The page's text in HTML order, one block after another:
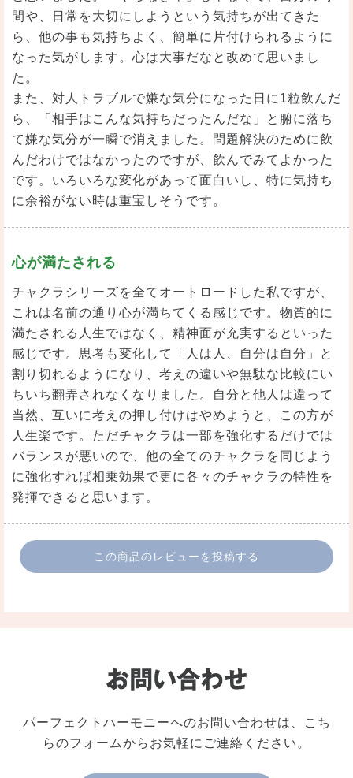
間や、日常を大切にしようという気持ちが出てきた
ら、他の事も気持ちよく、簡単に片付けられるように
なった気がします。心は大事だなと改めて思いまし
た。
また、対人トラブルで嫌な気分になった日に1粒飲んだ
ら、「相手はこんな気持ちだったんだな」と腑に落ち
て嫌な気分が一瞬で消えました。問題解決のために飲
んだわけではなかったのですが、飲んでみてよかった
です。いろいろな変化があって面白いし、特に気持ち
に余裕がない時は重宝しそうです。
心が満たされる
チャクラシリーズを全てオートロードした私ですが、
これは名前の通り心が満ちてくる感じです。物質的に
満たされる人生ではなく、精神面が充実するといった
感じです。思考も変化して「人は人、自分は自分」と
割り切れるようになり、考えの違いや無駄な比較にい
ちいち翻弄されなくなりました。自分と他人は違って
当然、互いに考えの押し付けはやめようと、この方が
人生楽です。ただチャクラは一部を強化するだけでは
バランスが悪いので、他の全てのチャクラを同じよう
に強化すれば相乗効果で更に各々のチャクラの特性を
発揮できると思います。
この商品のレビューを投稿する
パーフェクトハーモニーへのお問い合わせは、こち
らのフォームからお気軽にご連絡ください。